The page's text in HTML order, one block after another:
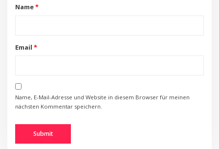
Name*
Email *
Name, E-Mail-Adresse und Website in diesem Browser für meinen
nächsten Kommentar speichern.